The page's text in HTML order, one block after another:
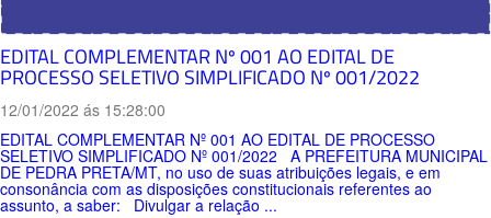
EDITAL COMPLEMENTAR Nº 001 AO EDITAL DE
PROCESSO SELETIVO SIMPLIFICADO Nº 001/2022
12/01/2022 ás 15:28:00
EDITAL COMPLEMENTAR Nº 001 AO EDITAL DE PROCESSO
SELETIVO SIMPLIFICADO Nº 001/2022 A PREFEITURA MUNICIPAL
DE PEDRA PRETA/MT, no uso de suas atribuições legais, e em
consonância com as disposições constitucionais referentes ao
assunto, a saber: Divulgar a relação ...